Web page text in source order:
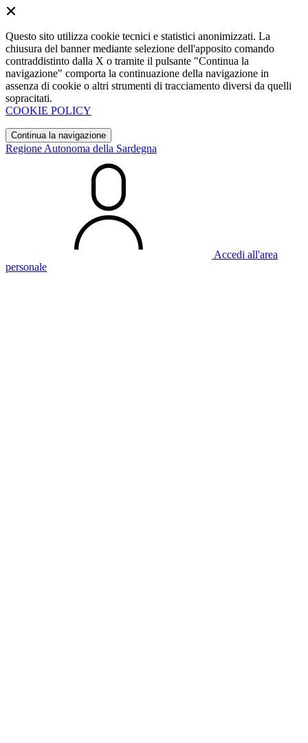
Questo sito utilizza cookie tecnici e statistici anonimizzati. La
chiusura del banner mediante selezione dell'apposito comando
contraddistinto dalla X o tramite il pulsante "Continua la
navigazione" comporta la continuazione della navigazione in
assenza di cookie o altri strumenti di tracciamento diversi da quelli
sopracitati.
COOKIE POLICY
Continua la navigazione
Regione Autonoma della Sardegna
Accedi all'area
personale